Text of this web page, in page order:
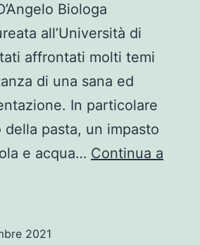
Biologa
all’Università di
affrontati molti temi
di una sana ed
In particolare
della pasta, un impasto
e acqua… Continua a
2021